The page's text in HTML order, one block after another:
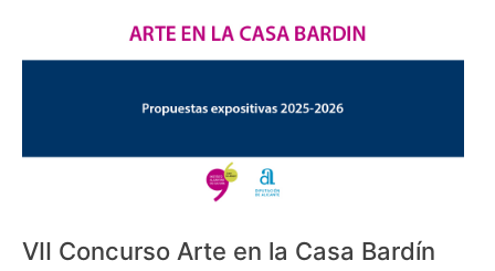
VII Concurso Arte en la Casa Bardín